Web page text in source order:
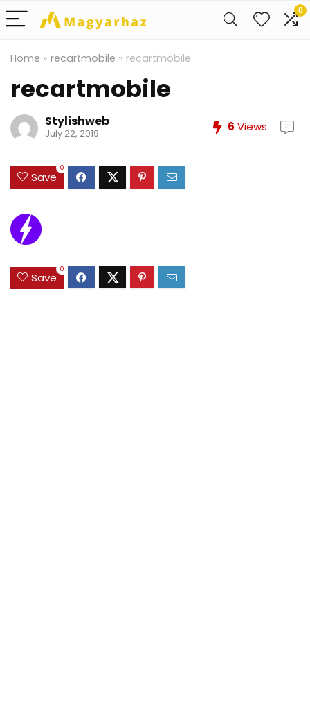
0
Home » recartmobile » recartmobile
recartmobile
Stylishweb
July 22, 2019 6 Views
Save
0
Save
0